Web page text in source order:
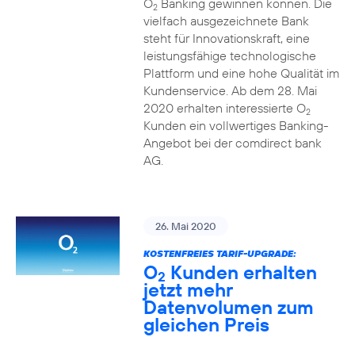
O2Banking gewinnen können. Die
vielfach ausgezeichnete Bank
steht für Innovationskraft, eine
leistungsfähige technologische
Plattform und eine hohe Qualität im
Kundenservice. Ab dem 28. Mai
2020 erhalten interessierte O2
Kunden ein vollwertiges Banking-
Angebot bei der comdirect bank
AG.
26. Mai 2020
KOSTENFREIES TARIF-UPGRADE:
O2 Kunden erhalten
jetzt mehr
Datenvolumen zum
gleichen Preis